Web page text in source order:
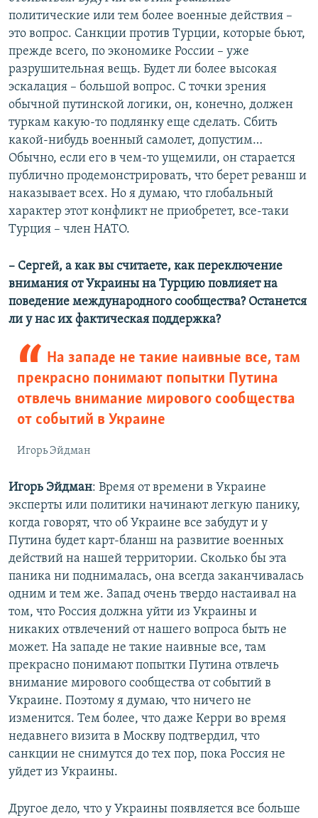
политические или тем более военные действия –
это вопрос. Санкции против Турции, которые бьют,
прежде всего, по экономике России – уже
разрушительная вещь. Будет ли более высокая
эскалация – большой вопрос. С точки зрения
обычной путинской логики, он, конечно, должен
туркам какую-то подлянку еще сделать. Сбить
какой-нибудь военный самолет, допустим…
Обычно, если его в чем-то ущемили, он старается
публично продемонстрировать, что берет реванш и
наказывает всех. Но я думаю, что глобальный
характер этот конфликт не приобретет, все-таки
Турция – член НАТО.
– Сергей, а как вы считаете, как переключение
внимания от Украины на Турцию повлияет на
поведение международного сообщества? Останется
ли у нас их фактическая поддержка?
На западе не такие наивные все, там
прекрасно понимают попытки Путина
отвлечь внимание мирового сообщества
от событий в Украине
Игорь Эйдман
Игорь Эйдман: Время от времени в Украине
эксперты или политики начинают легкую панику,
когда говорят, что об Украине все забудут и у
Путина будет карт-бланш на развитие военных
действий на нашей территории. Сколько бы эта
паника ни поднималась, она всегда заканчивалась
одним и тем же. Запад очень твердо настаивал на
том, что Россия должна уйти из Украины и
никаких отвлечений от нашего вопроса быть не
может. На западе не такие наивные все, там
прекрасно понимают попытки Путина отвлечь
внимание мирового сообщества от событий в
Украине. Поэтому я думаю, что ничего не
изменится. Тем более, что даже Керри во время
недавнего визита в Москву подтвердил, что
санкции не снимутся до тех пор, пока Россия не
уйдет из Украины.
Другое дело, что у Украины появляется все больше